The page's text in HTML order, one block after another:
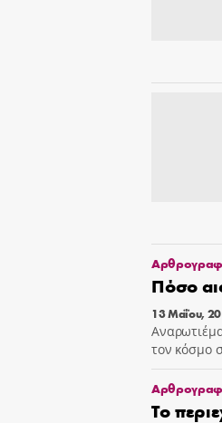
Πόσο
13 Μαΐου,
τον κόσμο
Το